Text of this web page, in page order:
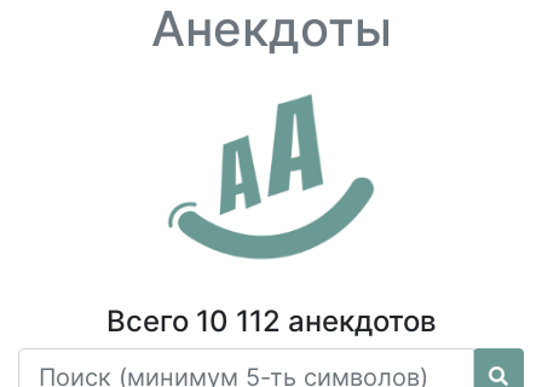
Анекдоты
Всего 10 112 анекдотов